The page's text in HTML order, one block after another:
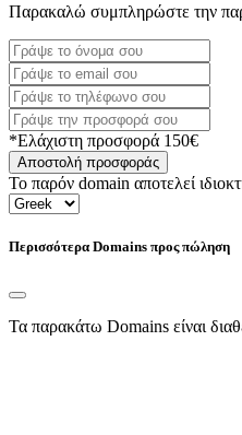
Παρακαλώ συμπληρώστε την
*Ελάχιστη προσφορά 150€
Αποστολή προσφοράς
Το παρόν domain αποτελεί
Περισσότερα Domains προς πώληση
Τα παρακάτω Domains είναι